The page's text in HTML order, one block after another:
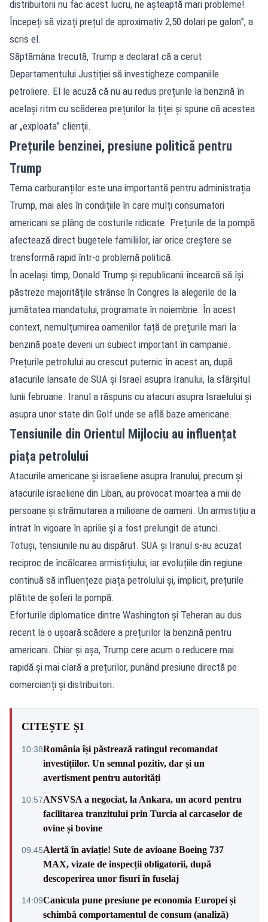
distribuitorii nu fac acest lucru, ne așteaptă mari probleme!
Începeți să vizați prețul de aproximativ 2,50 dolari pe galon”, a
scris el.
Săptămâna trecută, Trump a declarat că a cerut
Departamentului Justiției să investigheze companiile
petroliere. El le acuză că nu au redus prețurile la benzină în
același ritm cu scăderea prețurilor la țiței și spune că acestea
ar „exploata” clienții.
Prețurile benzinei, presiune politică pentru
Trump
Tema carburanților este una importantă pentru administrația
Trump, mai ales în condițiile în care mulți consumatori
americani se plâng de costurile ridicate. Prețurile de la pompă
afectează direct bugetele familiilor, iar orice creștere se
transformă rapid într-o problemă politică.
În același timp, Donald Trump și republicanii încearcă să își
păstreze majoritățile strânse în Congres la alegerile de la
jumătatea mandatului, programate în noiembrie. În acest
context, nemulțumirea oamenilor față de prețurile mari la
benzină poate deveni un subiect important în campanie.
Prețurile petrolului au crescut puternic în acest an, după
atacurile lansate de SUA și Israel asupra Iranului, la sfârșitul
lunii februarie. Iranul a răspuns cu atacuri asupra Israelului și
asupra unor state din Golf unde se află baze americane.
Tensiunile din Orientul Mijlociu au influențat
piața petrolului
Atacurile americane și israeliene asupra Iranului, precum și
atacurile israeliene din Liban, au provocat moartea a mii de
persoane și strămutarea a milioane de oameni. Un armistițiu a
intrat în vigoare în aprilie și a fost prelungit de atunci.
Totuși, tensiunile nu au dispărut. SUA și Iranul s-au acuzat
reciproc de încălcarea armistițiului, iar evoluțiile din regiune
continuă să influențeze piața petrolului și, implicit, prețurile
plătite de șoferi la pompă.
Eforturile diplomatice dintre Washington și Teheran au dus
recent la o ușoară scădere a prețurilor la benzină pentru
americani. Chiar și așa, Trump cere acum o reducere mai
rapidă și mai clară a prețurilor, punând presiune directă pe
comercianți și distribuitori.
CITEȘTE ȘI
10:38România își păstrează ratingul recomandat
investițiilor. Un semnal pozitiv, dar și un
avertisment pentru autorități
10:57ANSVSA a negociat, la Ankara, un acord pentru
facilitarea tranzitului prin Turcia al carcaselor de
ovine și bovine
09:45Alertă în aviație! Sute de avioane Boeing 737
MAX, vizate de inspecții obligatorii, după
descoperirea unor fisuri în fuselaj
14:09Canicula pune presiune pe economia Europei și
schimbă comportamentul de consum (analiză)